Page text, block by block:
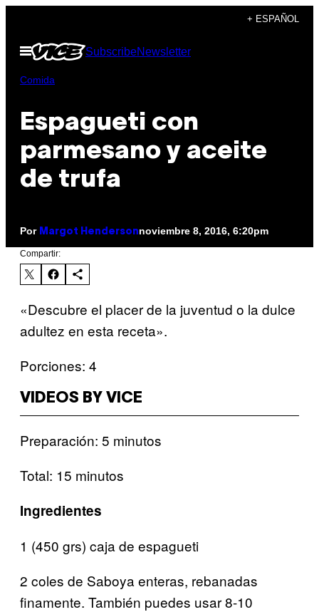
contenido
+ ESPAÑOL
Abrir
Menú
SubscribeNewsletter
Comida
Espagueti con
parmesano y aceite
de trufa
Por Margot Hendersonnoviembre 8, 2016, 6:20pm
Compartir:
«Descubre el placer de la juventud o la dulce
adultez en esta receta».
Porciones: 4
VIDEOS BY VICE
Preparación: 5 minutos
Total: 15 minutos
Ingredientes
1 (450 grs) caja de espagueti
2 coles de Saboya enteras, rebanadas
finamente. También puedes usar 8-10